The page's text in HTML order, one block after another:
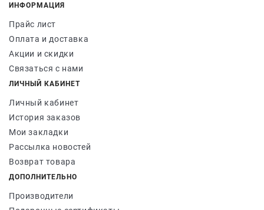
ИНФОРМАЦИЯ
Прайс лист
Оплата и доставка
Акции и скидки
Связаться с нами
ЛИЧНЫЙ КАБИНЕТ
Личный кабинет
История заказов
Мои закладки
Рассылка новостей
Возврат товара
ДОПОЛНИТЕЛЬНО
Производители